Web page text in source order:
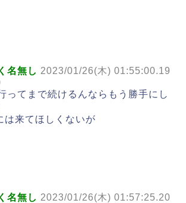
名無し 2023/01/26(木) 01:55:00.19
ってまで続けるんならもう勝手にし
は来てほしくないが
名無し 2023/01/26(木) 01:57:25.20